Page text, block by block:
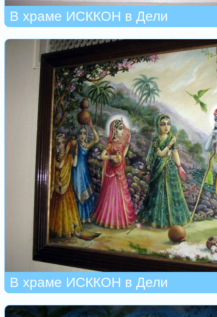
В храме ИСККОН в Дели
В храме ИСККОН в Дели